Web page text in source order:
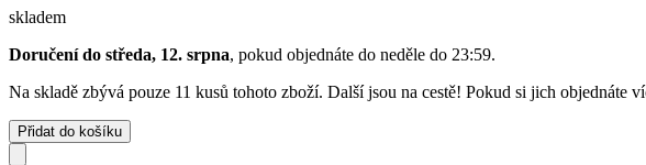
skladem
Doručení do středa, 12. srpna, pokud objednáte do neděle do 23:59.
Na skladě zbývá pouze 11 kusů tohoto zboží. Další jsou na cestě! Pokud si jich objednáte
Přidat do košíku